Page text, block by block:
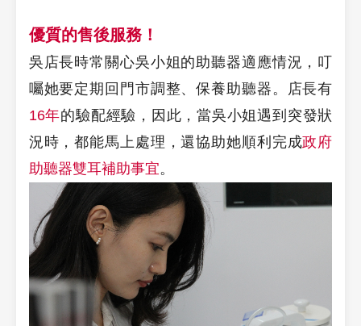
優質的售後服務！
吳店長時常關心吳小姐的助聽器適應情況，叮
囑她要定期回門市調整、保養助聽器。店長有
16年的驗配經驗，因此，當吳小姐遇到突發狀
況時，都能馬上處理，還協助她順利完成政府
助聽器雙耳補助事宜。